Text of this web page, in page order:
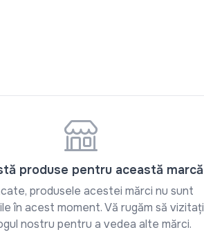
produse pentru această marcă
produsele acestei mărci nu sunt
în acest moment. Vă rugăm să vizitați
nostru pentru a vedea alte mărci.